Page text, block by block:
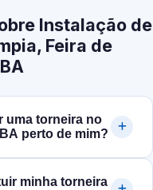
Instalação de
Feira de
uma torneira no
perto de mim?
minha torneira